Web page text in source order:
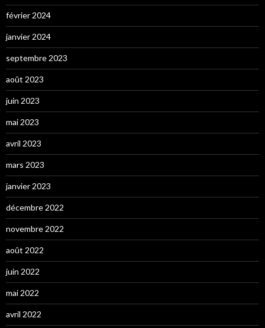
février 2024
janvier 2024
septembre 2023
août 2023
juin 2023
mai 2023
avril 2023
mars 2023
janvier 2023
décembre 2022
novembre 2022
août 2022
juin 2022
mai 2022
avril 2022